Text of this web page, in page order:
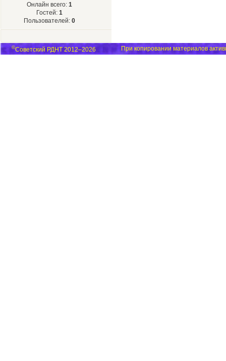
Онлайн всего: 1
Гостей: 1
Пользователей: 0
©Советский РДНТ 2012–2026 При копировании материалов